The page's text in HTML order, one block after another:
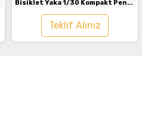
Bisiklet Yaka 1/30 Kompakt Penye
Tişört Turuncu
Teklif Alınız